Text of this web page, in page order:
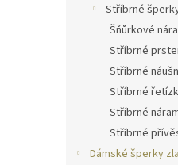
Stříbrné
Šňůrkové
Stříbrné
Stříbrné
Stříbrné
Stříbrné
Stříbrné
Dámské šperky